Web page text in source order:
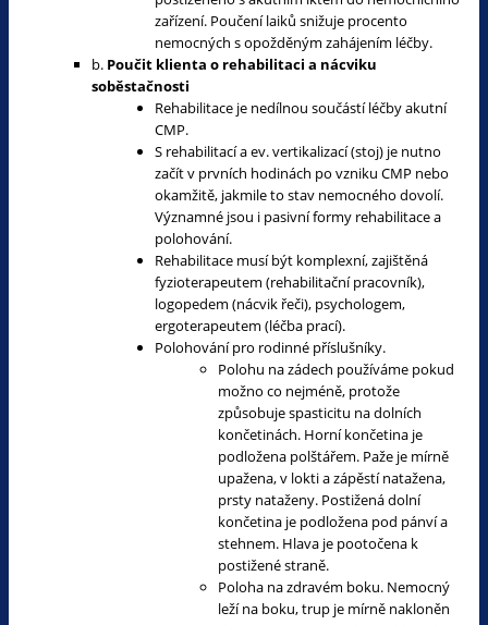
zařízení. Poučení laiků snižuje procento
nemocných s opožděným zahájením léčby.
b. Poučit klienta o rehabilitaci a nácviku
soběstačnosti
Rehabilitace je nedílnou součástí léčby akutní
CMP.
S rehabilitací a ev. vertikalizací (stoj) je nutno
začít v prvních hodinách po vzniku CMP nebo
okamžitě, jakmile to stav nemocného dovolí.
Významné jsou i pasivní formy rehabilitace a
polohování.
Rehabilitace musí být komplexní, zajištěná
fyzioterapeutem (rehabilitační pracovník),
logopedem (nácvik řeči), psychologem,
ergoterapeutem (léčba prací).
Polohování pro rodinné příslušníky.
Polohu na zádech používáme pokud
možno co nejméně, protože
způsobuje spasticitu na dolních
končetinách. Horní končetina je
podložena polštářem. Paže je mírně
upažena, v lokti a zápěstí natažena,
prsty nataženy. Postižená dolní
končetina je podložena pod pánví a
stehnem. Hlava je pootočena k
postižené straně.
Poloha na zdravém boku. Nemocný
leží na boku, trup je mírně nakloněn